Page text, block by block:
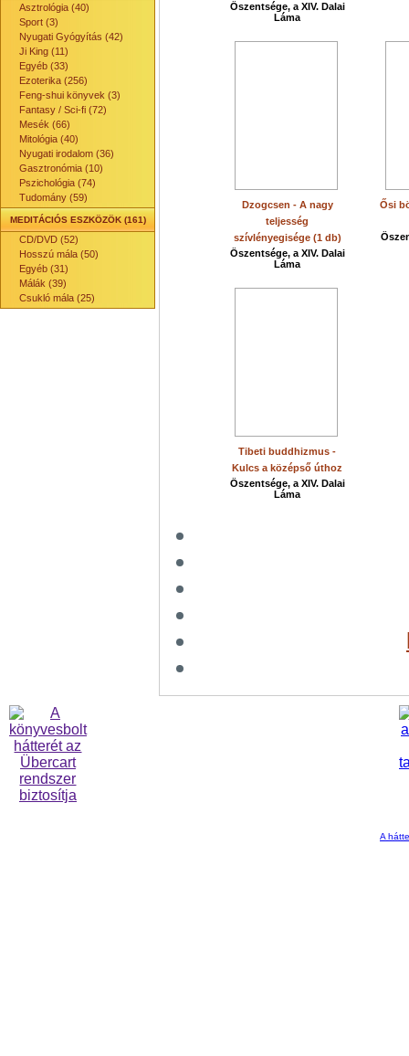
Asztrológia (40)
Sport (3)
Nyugati Gyógyítás (42)
Ji King (11)
Egyéb (33)
Ezoterika (256)
Feng-shui könyvek (3)
Fantasy / Sci-fi (72)
Mesék (66)
Mitológia (40)
Nyugati irodalom (36)
Gasztronómia (10)
Pszichológia (74)
Tudomány (59)
MEDITÁCIÓS ESZKÖZÖK (161)
CD/DVD (52)
Hosszú mála (50)
Egyéb (31)
Málák (39)
Csukló mála (25)
Őszentsége, a XIV. Dalai
Láma
Dzogcsen - A nagy
teljesség
szívlényegisége (1 db)
Őszentsége, a XIV. Dalai
Láma
Ősi
Tibeti buddhizmus -
Kulcs a középső úthoz
Őszentsége, a XIV. Dalai
Láma
A